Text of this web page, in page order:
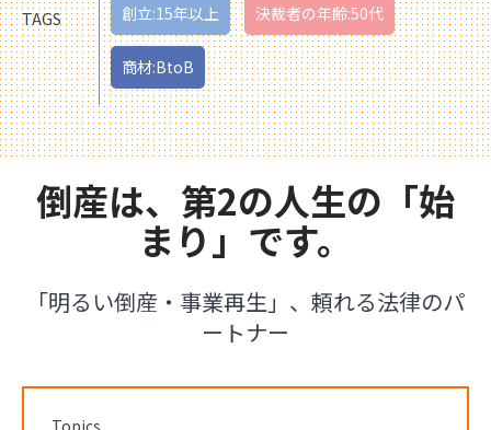
TAGS 創立:15年以上 決裁者の年齢:50代
商材:BtoB
倒産は、第2の人生の「始
まり」です。
「明るい倒産・事業再生」、頼れる法律のパ
ートナー
Topics